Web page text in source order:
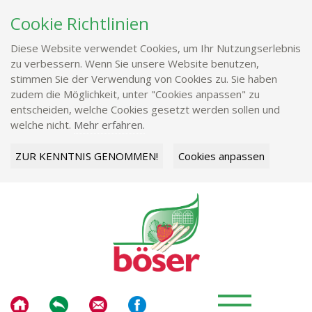
Cookie Richtlinien
Diese Website verwendet Cookies, um Ihr Nutzungserlebnis
zu verbessern. Wenn Sie unsere Website benutzen,
stimmen Sie der Verwendung von Cookies zu. Sie haben
zudem die Möglichkeit, unter "Cookies anpassen" zu
entscheiden, welche Cookies gesetzt werden sollen und
welche nicht. Mehr erfahren.
ZUR KENNTNIS GENOMMEN! Cookies anpassen